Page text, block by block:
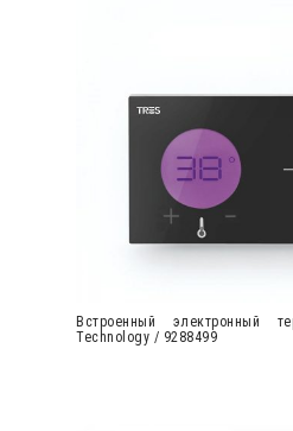
Встроенный электронный
Technology / 9288499